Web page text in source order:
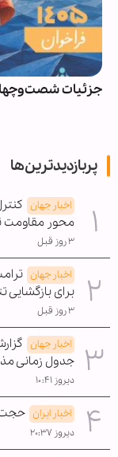
جزئیات
پربازدیدترین‌ها
اخبار جهان
محور مقاومت
۳ روز قبل
اخبار جهان
برای
۳ روز قبل
اخبار جهان
جدول زمانی
دیروز ۱۰:۴۱
اخبار ایران حجت
دیروز ۲۰:۳۷